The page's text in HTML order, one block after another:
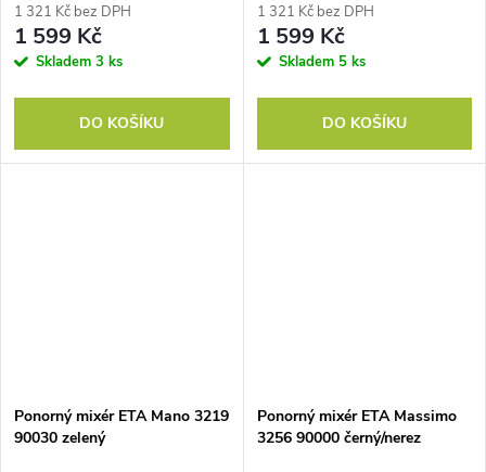
1 321 Kč bez DPH
1 599 Kč
Skladem 3 ks
DO KOŠÍKU
1 321 Kč bez DPH
1 599 Kč
Skladem 5 ks
DO KOŠÍKU
Ponorný mixér ETA Mano 3219
90030 zelený
Ponorný mixér ETA Massimo
3256 90000 černý/nerez